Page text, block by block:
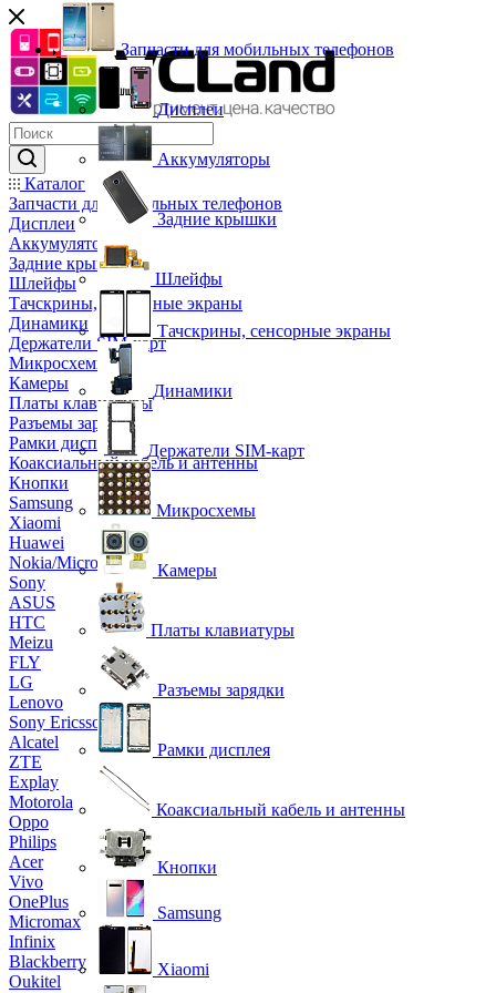
Каталог
Запчасти для мобильных телефонов
Дисплеи
Аккумуляторы
Задние крышки
Шлейфы
Тачскрины, сенсорные экраны
Динамики
Держатели SIM-карт
Микросхемы
Камеры
Платы клавиатуры
Разъемы зарядки
Рамки дисплея
Коаксиальный кабель и антенны
Кнопки
Samsung
Xiaomi
Huawei
Nokia/Microsoft
Sony
ASUS
HTC
Meizu
FLY
LG
Lenovo
Sony Ericsson
Alcatel
ZTE
Explay
Motorola
Oppo
Philips
Acer
Vivo
OnePlus
Micromax
Infinix
Blackberry
Oukitel
Запчасти для мобильных телефонов
Дисплеи
Аккумуляторы
Задние крышки
Шлейфы
Тачскрины, сенсорные экраны
Динамики
Держатели SIM-карт
Микросхемы
Камеры
Платы клавиатуры
Разъемы зарядки
Рамки дисплея
Коаксиальный кабель и антенны
Кнопки
Samsung
Xiaomi